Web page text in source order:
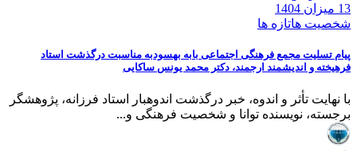
13 میزان 1404
شخصیت هاتازه ها
پیام تسلیت مجمع فرهنگی اجتماعی بابه بهسودبه مناسبت درگذشت استاد
فرهیخته و اندیشمند ارجمند، دکتر محمد یونس ساکایی
با نهایت تأثر و اندوه، خبر درگذشت اندوهبار استاد فرزانه، پژوهشگر
برجسته، نویسنده توانا و شخصیت فرهنگی و...